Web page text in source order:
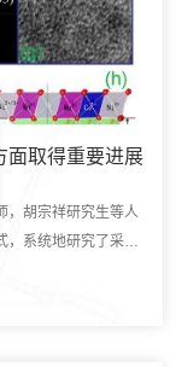
面取得重要进展
，胡宗祥研究生等人
系统地研究了采用